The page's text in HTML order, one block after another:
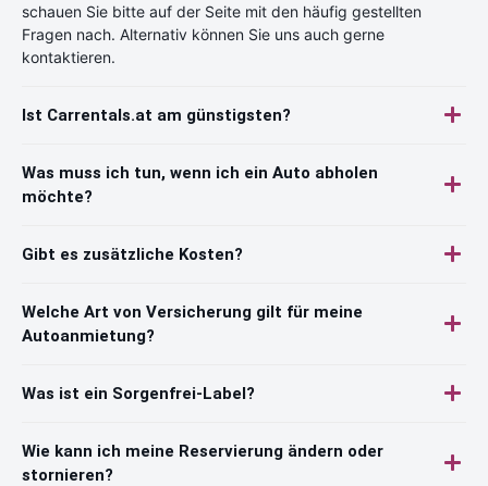
schauen Sie bitte auf der Seite mit den häufig gestellten
Fragen nach. Alternativ können Sie uns auch gerne
kontaktieren.
Ist Carrentals.at am günstigsten?
Was muss ich tun, wenn ich ein Auto abholen
möchte?
Gibt es zusätzliche Kosten?
Welche Art von Versicherung gilt für meine
Autoanmietung?
Was ist ein Sorgenfrei-Label?
Wie kann ich meine Reservierung ändern oder
stornieren?